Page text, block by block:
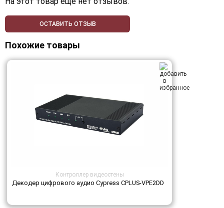
ОСТАВИТЬ ОТЗЫВ
Похожие товары
Контроллер видеостены
Декодер цифрового аудио Cypress CPLUS-VPE2DD